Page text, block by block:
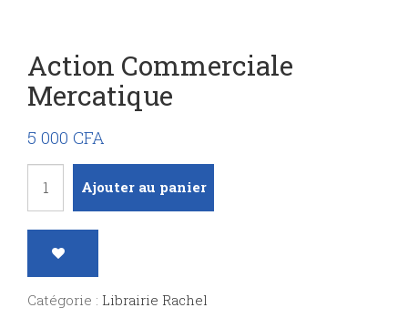
Action Commerciale
Mercatique
5 000 CFA
Action
commerciale
Ajouter au panier
Catégorie : Librairie Rachel